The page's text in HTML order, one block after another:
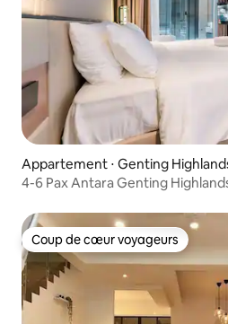
Appartement ⋅ Genting
4-6 Pax Antara Genting
Coup de cœur voyageurs
Coup de cœur voyageurs